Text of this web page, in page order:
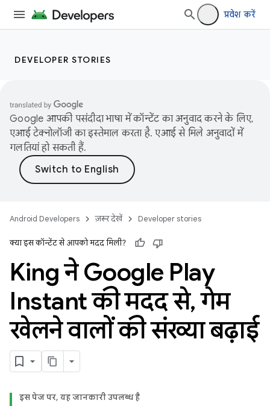
प्रवेश करें
DEVELOPER STORIES
Google आपकी पसंदीदा भाषा में कॉन्टेंट का अनुवाद करने के लिए,
एआई टेक्नोलॉजी का इस्तेमाल करता है. एआई से मिले अनुवादों में
गलतियां हो सकती हैं.
Android Developers ज़रूर देखें Developer stories
क्या इस कॉन्टेंट से आपको मदद मिली?
King ने Google Play
Instant की मदद से,गेम
खेलने वालों की संख्या बढ़ाई
इस पेज पर, यह जानकारी उपलब्ध है